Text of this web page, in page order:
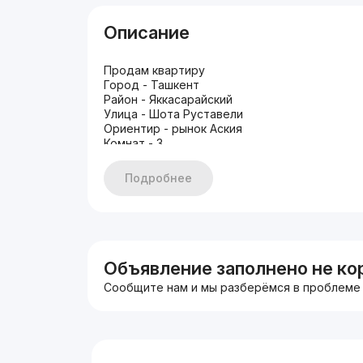
Описание
Продам квартиру
Город - Ташкент
Район - Яккасарайский
Улица - Шота Руставели
Ориентир - рынок Аския
Комнат - 3
Этажность - 4
Площадь м? - 95
Тел: +99893 581 10 20 Фарид
+99894 661 10 30 Тимур
Наш бот в Telegramm http://telegram.me/
Подробнее
Объявление заполнено не
Сообщите нам и мы разберёмся в проблеме